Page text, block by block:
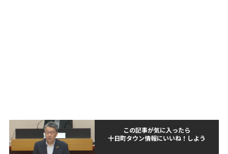
この記事が気に入ったら
十日町タウン情報にいいね！しよう